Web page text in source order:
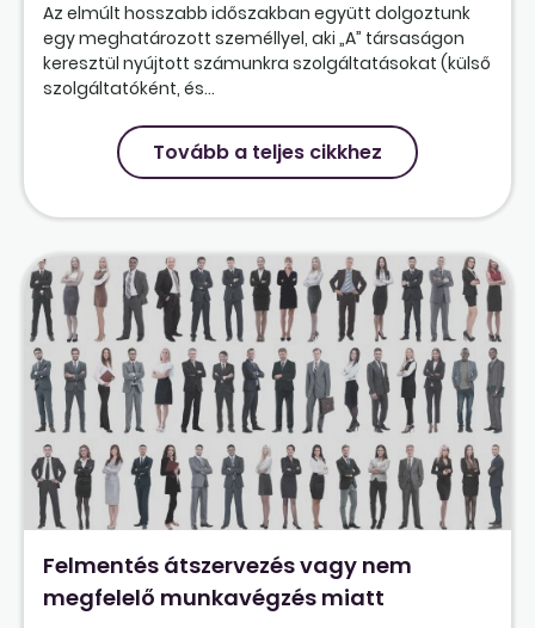
Az elmúlt hosszabb időszakban együtt dolgoztunk
egy meghatározott személlyel, aki „A” társaságon
keresztül nyújtott számunkra szolgáltatásokat (külső
szolgáltatóként, és...
Tovább a teljes cikkhez
Felmentés átszervezés vagy nem
megfelelő munkavégzés miatt